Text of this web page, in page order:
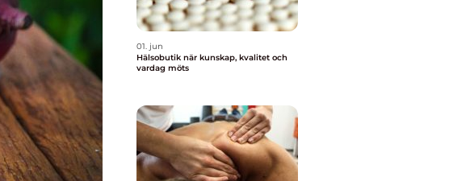
01. jun
Hälsobutik när kunskap, kvalitet och
vardag möts